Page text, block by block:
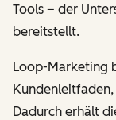
Tools – der
bereitstellt.
Loop-Marketing
Dadurch erhält